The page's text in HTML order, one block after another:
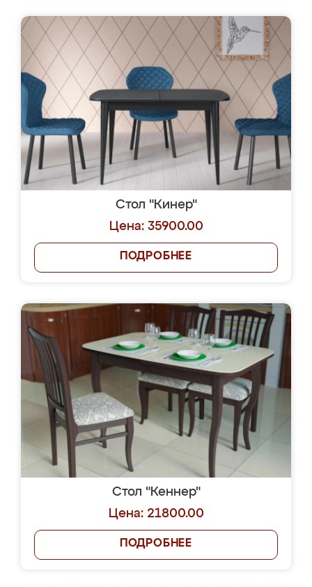
Стол "Кинер"
Цена: 35900.00
ПОДРОБНЕЕ
Стол "Кеннер"
Цена: 21800.00
ПОДРОБНЕЕ